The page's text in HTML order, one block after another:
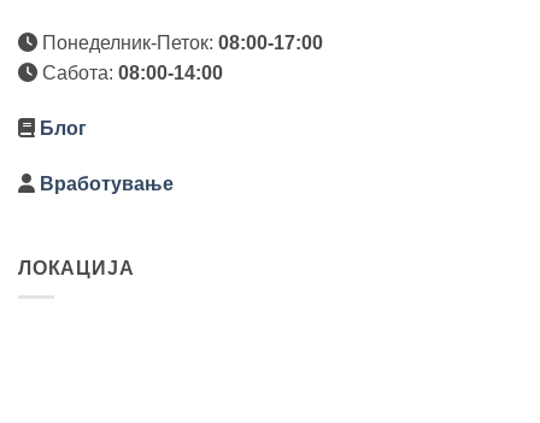
Понеделник-Петок: 08:00-17:00
Сабота: 08:00-14:00
Блог
Вработување
ЛОКАЦИЈА